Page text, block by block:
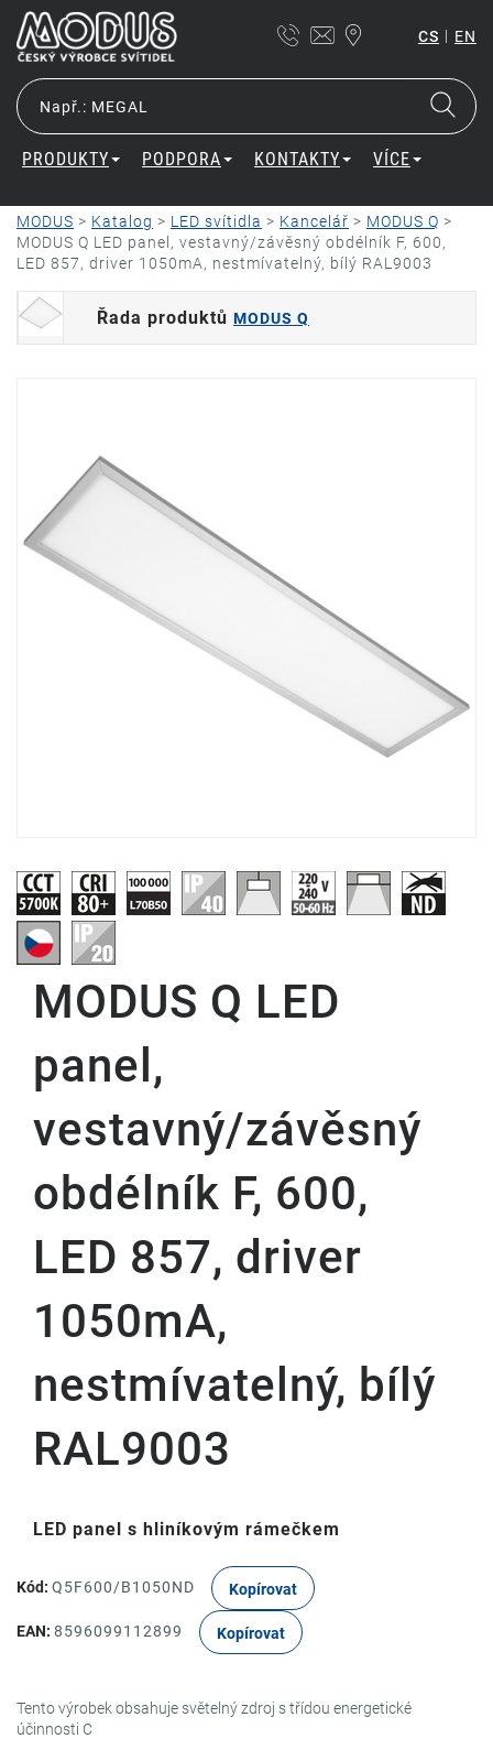
CS | EN
PRODUKTY PODPORA KONTAKTY VÍCE
MODUS > Katalog > LED svítidla > Kancelář > MODUS Q >
MODUS Q LED panel, vestavný/závěsný obdélník F, 600,
LED 857, driver 1050mA, nestmívatelný, bílý RAL9003
Řada produktů MODUS Q
MODUS Q LED
panel,
vestavný/závěsný
obdélník F, 600,
LED 857, driver
1050mA,
nestmívatelný, bílý
RAL9003
LED panel s hliníkovým rámečkem
Kód: Q5F600/B1050ND Kopírovat
EAN: 8596099112899 Kopírovat
Tento výrobek obsahuje světelný zdroj s třídou energetické
účinnosti C